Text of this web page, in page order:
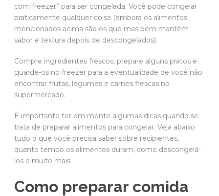
com freezer” para ser congelada. Você pode congelar
praticamente qualquer coisa (embora os alimentos
mencionados acima são os que mas bem mantêm
sabor e textura depois de descongelados).
Compre ingredientes frescos, prepare alguns pratos e
guarde-os no freezer para a eventualidade de você não
encontrar frutas, legumes e carnes frescas no
supermercado.
É importante ter em mente algumas dicas quando se
trata de preparar alimentos para congelar. Veja abaixo
tudo o que você precisa saber sobre recipientes,
quanto tempo os alimentos duram, como descongelá-
los e muito mais.
Como preparar comida